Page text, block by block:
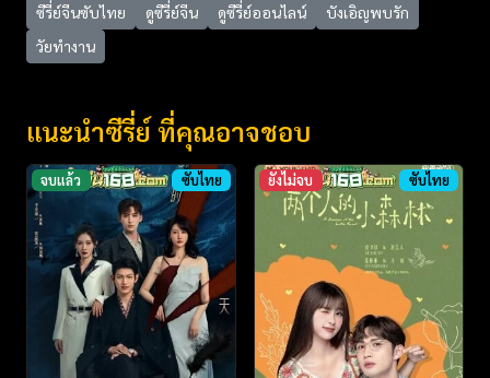
ซีรี่ย์จีนซับไทย
ดูซีรี่ย์จีน ดูซีรี่ย์ออนไลน์
บังเอิญพบรัก
วัยทำงาน
แนะนำซีรี่ย์ ที่คุณอาจชอบ
จบแล้ว ซับไทย ยังไม่จบ ซับไทย